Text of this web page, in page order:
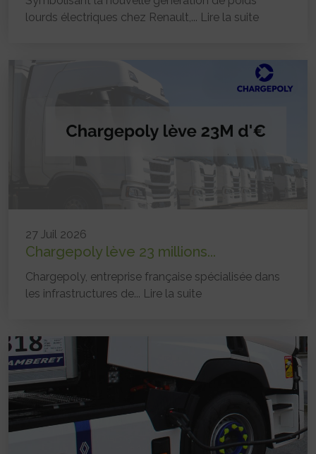
lourds électriques chez Renault,... Lire la suite
27 Juil 2026
Chargepoly lève 23 millions...
Chargepoly, entreprise française spécialisée dans
les infrastructures de... Lire la suite